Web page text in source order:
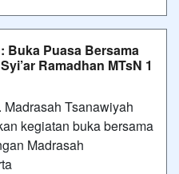
Buka Puasa Bersama
Ramadhan MTsN 1
Tsanawiyah
kegiatan buka bersama
Madrasah